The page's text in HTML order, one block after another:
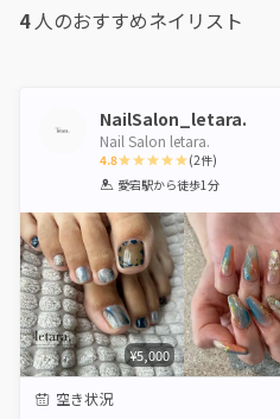
4人のおすすめネイリスト
NailSalon_letara.
Nail Salon letara.
4.8
1 2 3 4 5
(2件)
愛宕駅から徒歩1分
¥5,000
空き状況